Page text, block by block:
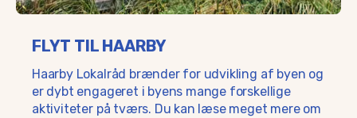
FLYT TIL HAARBY
Haarby Lokalråd brænder for udvikling af byen og
er dybt engageret i byens mange forskellige
aktiviteter på tværs. Du kan læse meget mere om